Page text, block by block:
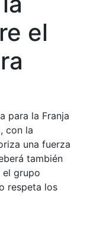
el
para la Franja
con la
una fuerza
también
el grupo
respeta los